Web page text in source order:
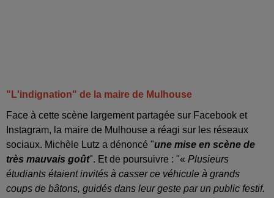
"L'indignation" de la maire de Mulhouse
Face à cette scène largement partagée sur Facebook et
Instagram, la maire de Mulhouse a réagi sur les réseaux
sociaux. Michèle Lutz a dénoncé "une mise en scène de
très mauvais goût". Et de poursuivre : "« Plusieurs
étudiants étaient invités à casser ce véhicule à grands
coups de bâtons, guidés dans leur geste par un public festif.